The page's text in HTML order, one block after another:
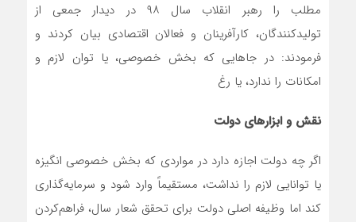
مطلب را رهبر انقلاب سال ۹۸ در دیدار جمعی از
تولیدکنندگان، کارآفرینان و فعالان اقتصادی بیان کردند و
فرمودند: در جاهایی که بخش خصوصی، یا توان لازم و
امکانات را ندارد، یا رغ
نقش و ابزارهای دولت
اگر چه دولت اجازه دارد در مواردی که بخش خصوصی انگیزه
یا توانایی لازم را نداشت، مستقیماً وارد شود و سرمایه‌گذاری
کند اما وظیفه‌ اصلی دولت برای تحقق شعار سال، فراهم‌کردن